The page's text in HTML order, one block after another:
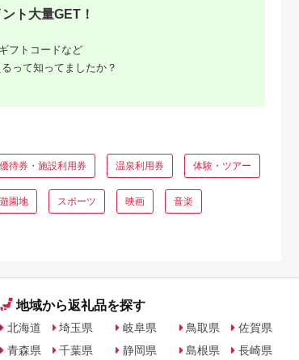
ト大量GET！
フトコードなど
って知ってましたか？
待券・施設利用券 温泉利用券 体験・ツアー
遊園地 スポーツ 映画 音楽
地域から返礼品を探す
北海道
青森県
埼玉県
千葉県
岐阜県
静岡県
鳥取県
島根県
佐賀県
長崎県